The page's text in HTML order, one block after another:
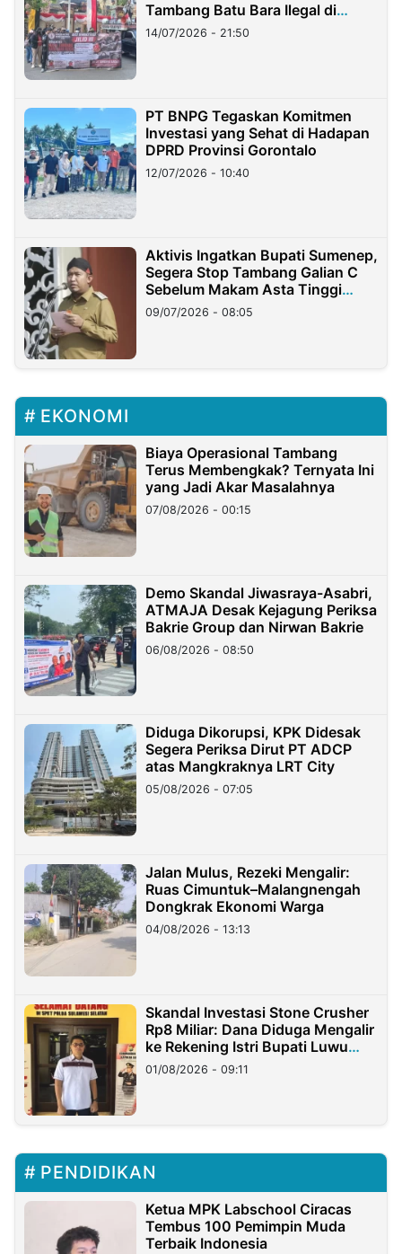
Tambang Batu Bara Ilegal di
Lampung
14/07/2026 - 21:50
PT BNPG Tegaskan Komitmen
Investasi yang Sehat di Hadapan
DPRD Provinsi Gorontalo
12/07/2026 - 10:40
Aktivis Ingatkan Bupati Sumenep,
Segera Stop Tambang Galian C
Sebelum Makam Asta Tinggi
Longsor
09/07/2026 - 08:05
EKONOMI
Biaya Operasional Tambang
Terus Membengkak? Ternyata Ini
yang Jadi Akar Masalahnya
07/08/2026 - 00:15
Demo Skandal Jiwasraya-Asabri,
ATMAJA Desak Kejagung Periksa
Bakrie Group dan Nirwan Bakrie
06/08/2026 - 08:50
Diduga Dikorupsi, KPK Didesak
Segera Periksa Dirut PT ADCP
atas Mangkraknya LRT City
05/08/2026 - 07:05
Jalan Mulus, Rezeki Mengalir:
Ruas Cimuntuk–Malangnengah
Dongkrak Ekonomi Warga
04/08/2026 - 13:13
Skandal Investasi Stone Crusher
Rp8 Miliar: Dana Diduga Mengalir
ke Rekening Istri Bupati Luwu
Timur
01/08/2026 - 09:11
PENDIDIKAN
Ketua MPK Labschool Ciracas
Tembus 100 Pemimpin Muda
Terbaik Indonesia